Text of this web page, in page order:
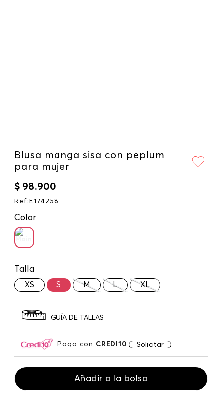
Blusa manga sisa con peplum
para mujer
$ 98.900
Ref : E174258
Color
Talla
XS S M L XL
GUÍA DE TALLAS
Paga con CREDI10 Solicitar
Añadir a la bolsa